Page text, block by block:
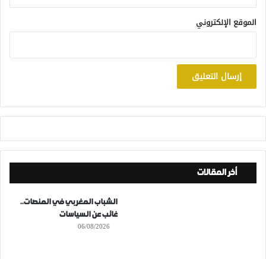
الموقع الإلكتروني
أخر المقالات
الشباب المغربي في المنصات..
غائب عن السياسات
06/08/2026